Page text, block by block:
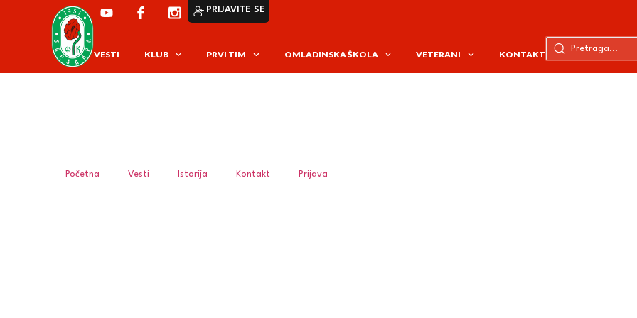
PRIJAVITE SE
VESTI KLUB PRVI TIM OMLADINSKA ŠKOLA VETERANI KONTAKT
Početna Vesti Istorija Kontakt Prijava